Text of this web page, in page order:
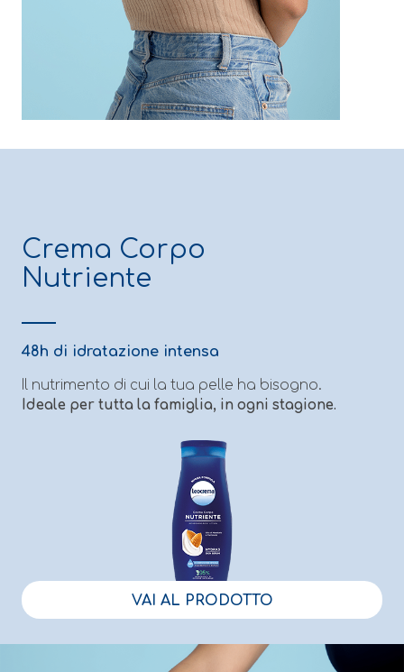
Crema Corpo
Nutriente
48h di idratazione intensa
Il nutrimento di cui la tua pelle ha bisogno.
Ideale per tutta la famiglia, in ogni stagione.
VAI AL PRODOTTO